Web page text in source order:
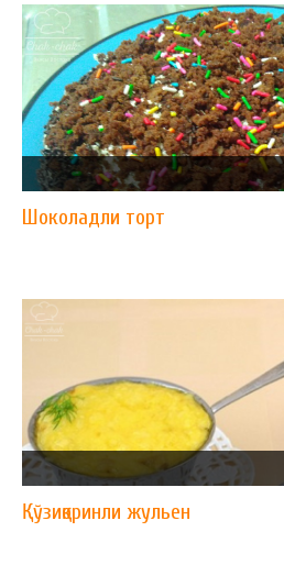
Шоколадли торт
Қўзиқоринли жульен